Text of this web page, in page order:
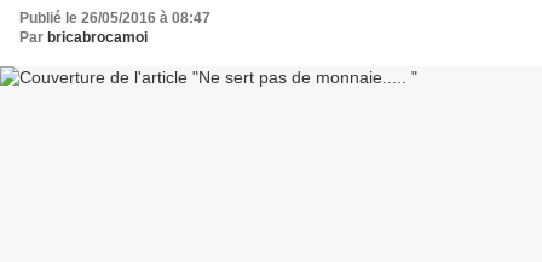
Publié le 26/05/2016 à 08:47
Par bricabrocamoi